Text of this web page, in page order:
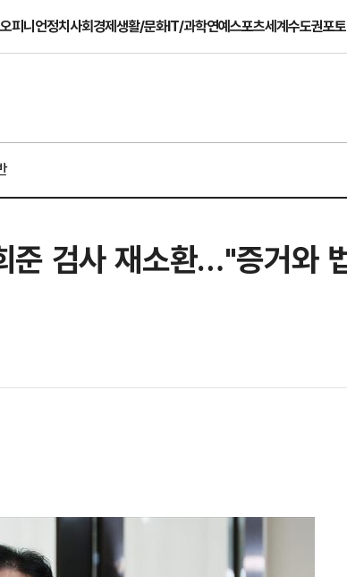
오피니언정치사회경제생활/문화IT/과학연예스포츠세계수도권포토
준 검사 재소환…"증거와